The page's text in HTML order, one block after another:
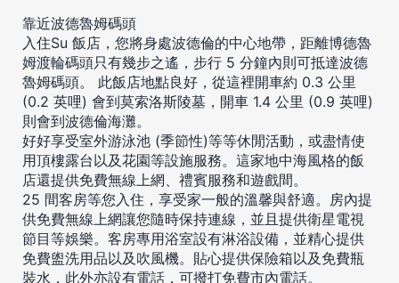
靠近波德魯姆碼頭
入住Su 飯店，您將身處波德倫的中心地帶，距離博德魯
姆渡輪碼頭只有幾步之遙，步行 5 分鐘內則可抵達波德
魯姆碼頭。 此飯店地點良好，從這裡開車約 0.3 公里
(0.2 英哩) 會到莫索洛斯陵墓，開車 1.4 公里 (0.9 英哩)
則會到波德倫海灘。
好好享受室外游泳池 (季節性)等等休閒活動，或盡情使
用頂樓露台以及花園等設施服務。這家地中海風格的飯
店還提供免費無線上網、禮賓服務和遊戲間。
25 間客房等您入住，享受家一般的溫馨與舒適。房內提
供免費無線上網讓您隨時保持連線，並且提供衛星電視
節目等娛樂。客房專用浴室設有淋浴設備，並精心提供
免費盥洗用品以及吹風機。貼心提供保險箱以及免費瓶
裝水，此外亦設有電話，可撥打免費市內電話。